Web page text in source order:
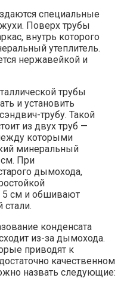
специальные
Поверх трубы
внутрь которого
утеплитель.
нержавейкой и
трубы
и установить
трубу. Такой
из двух труб —
которыми
минеральный
см. При
дымохода,
5 см и обшивают
конденсата
из-за дымохода.
приводят к
качественном
назвать следующие: